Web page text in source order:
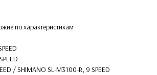
по характеристикам
/ SHIMANO SL-M3100-R, 9 SPEED